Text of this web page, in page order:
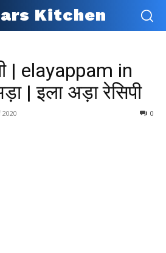
Kitchen
| elayappam in
| इला अड़ा रेसिपी
2020 0